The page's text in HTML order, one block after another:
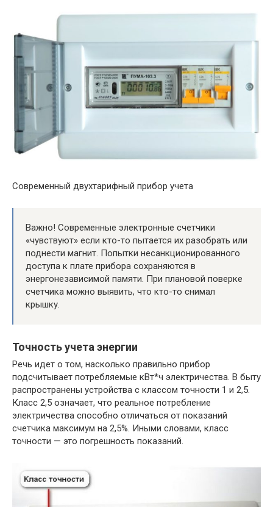
Современный двухтарифный прибор учета
Важно! Современные электронные счетчики
«чувствуют» если кто-то пытается их разобрать или
поднести магнит. Попытки несанкционированного
доступа к плате прибора сохраняются в
энергонезависимой памяти. При плановой поверке
счетчика можно выявить, что кто-то снимал
крышку.
Точность учета энергии
Речь идет о том, насколько правильно прибор
подсчитывает потребляемые кВт*ч электричества. В быту
распространены устройства с классом точности 1 и 2,5.
Класс 2,5 означает, что реальное потребление
электричества способно отличаться от показаний
счетчика максимум на 2,5%. Иными словами, класс
точности — это погрешность показаний.